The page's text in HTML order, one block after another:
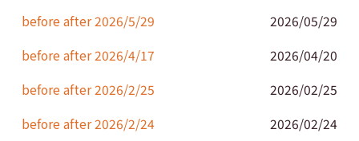
before after 2026/5/29
2026/05/29
before after 2026/4/17
2026/04/20
before after 2026/2/25
2026/02/25
before after 2026/2/24
2026/02/24